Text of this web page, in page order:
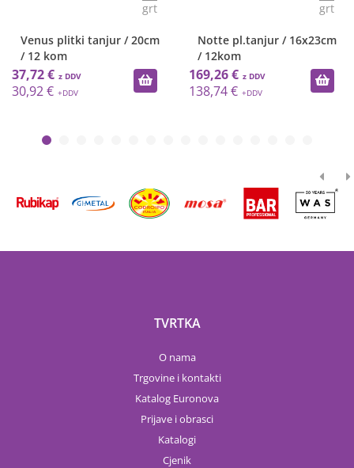
grt
Venus plitki tanjur / 20cm
/ 12 kom
37,72 €
30,92 €
grt
Notte pl.tanjur / 16x23cm
/ 12kom
169,26 €
138,74 €
TVRTKA
O nama
Trgovine i kontakti
Katalog Euronova
Prijave i obrasci
Katalogi
Cjenik